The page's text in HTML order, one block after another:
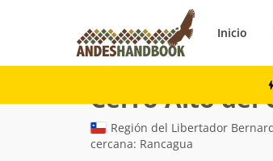
Inicio
Montaña
Cerro Alto del
Región del Libertador
cercana: Rancagua